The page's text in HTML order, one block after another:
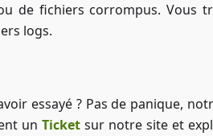
de fichiers corrompus. Vous
logs.
essayé ? Pas de panique,
unTicket sur notre site et